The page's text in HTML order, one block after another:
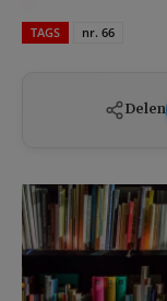
TAGS nr. 66
Delen